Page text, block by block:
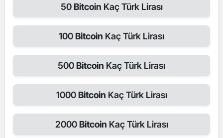
50Bitcoin Kaç Türk Lirası
100Bitcoin Kaç Türk Lirası
500Bitcoin Kaç Türk Lirası
1000Bitcoin Kaç Türk Lirası
2000Bitcoin Kaç Türk Lirası